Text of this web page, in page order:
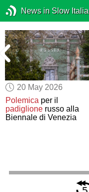
News in Slow
20 May 2026
Polemica per il
padiglione russo alla
Biennale di Venezia